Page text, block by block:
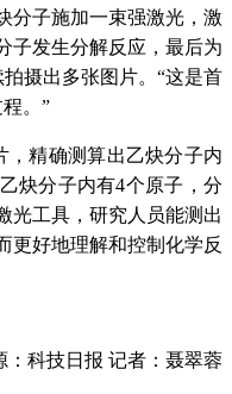
分子施加一束强激光，激
子发生分解反应，最后为
摄出多张图片。“这是首
。”
，精确测算出乙炔分子内
炔分子内有4个原子，分
光工具，研究人员能测出
更好地理解和控制化学反
：科技日报 记者：聂翠蓉